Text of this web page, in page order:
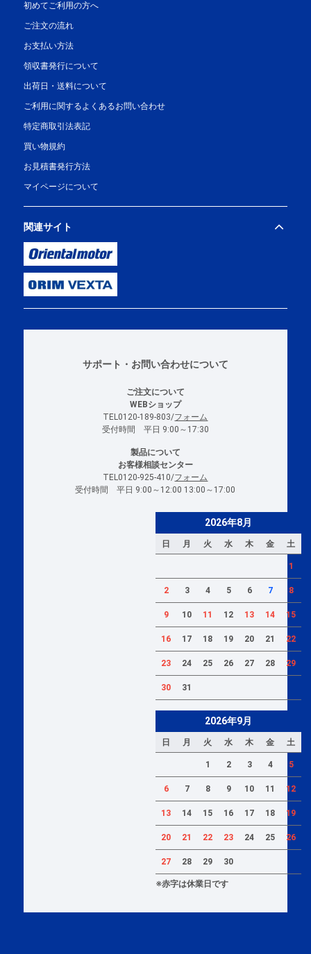
初めてご利用の方へ
ご注文の流れ
お支払い方法
領収書発行について
出荷日・送料について
ご利用に関するよくあるお問い合わせ
特定商取引法表記
買い物規約
お見積書発行方法
マイページについて
関連サイト
サポート・お問い合わせについて
ご注文について
WEBショップ
TEL0120-189-803/フォーム
受付時間 平日 9:00～17:30
製品について
お客様相談センター
TEL0120-925-410/フォーム
受付時間 平日 9:00～12:00 13:00～17:00
2026年8月
日 月 火 水 木 金 土
1
2 3 4 5 6 7 8
9 10 11 12 13 14 15
16 17 18 19 20 21 22
23 24 25 26 27 28 29
30 31
2026年9月
日 月 火 水 木 金 土
1 2 3 4 5
6 7 8 9 10 11 12
13 14 15 16 17 18 19
20 21 22 23 24 25 26
27 28 29 30
※赤字は休業日です